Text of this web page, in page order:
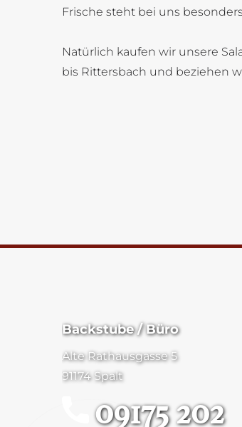
Frische steht bei uns
Natürlich kaufen wir unsere
bis Rittersbach und beziehen
Backstube / Büro
Alte Rathausgasse 5
91174 Spalt
09175 202